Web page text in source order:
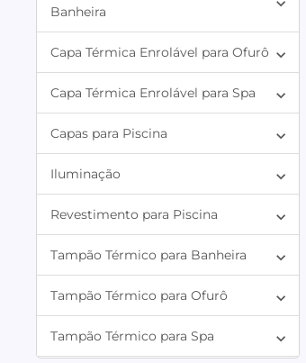
Banheira
Capa Térmica Enrolável para Ofurô
Capa Térmica Enrolável para Spa
Capas para Piscina
Iluminação
Revestimento para Piscina
Tampão Térmico para Banheira
Tampão Térmico para Ofurô
Tampão Térmico para Spa